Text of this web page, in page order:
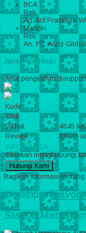
BCA
Rek.
An. Arif Prasetiyo
Mandiri
Rek.
An. PT. Anriz
Jasa Pengiriman
Jasa pengiriman
Kode : -
Stok
:
Dilihat
: 4645
Review
: Belum
INFO HARGA
Silahkan menghubungi
Hubungi Kami
Bagikan informasi tentang
DeskripsiStavolt
Stavolt